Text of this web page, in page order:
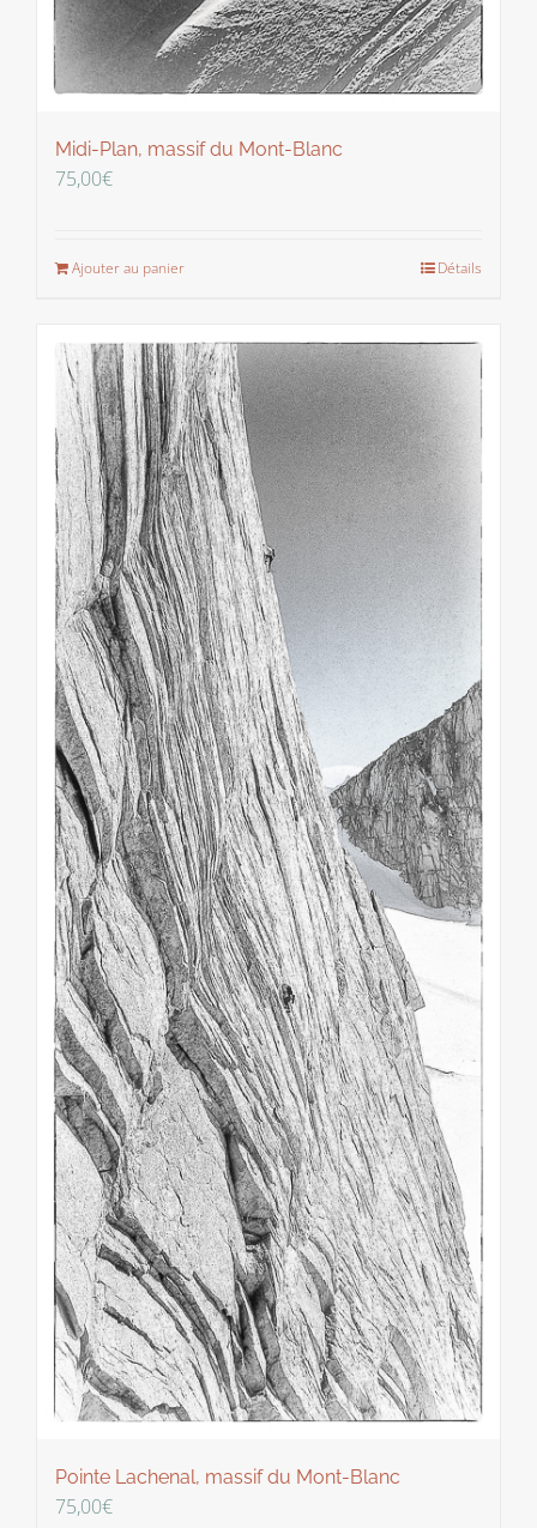
Midi-Plan, massif du Mont-Blanc
75,00€
Ajouter au panier Détails
Pointe Lachenal, massif du Mont-Blanc
75,00€